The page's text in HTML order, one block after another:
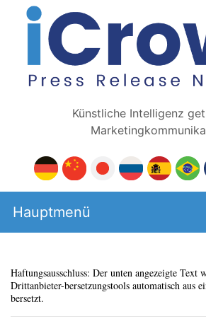
Künstliche Intelligenz
Hauptmenü
Haftungsausschluss: Der unten angezeigte Text
Drittanbieter-bersetzungstools automatisch aus
bersetzt.